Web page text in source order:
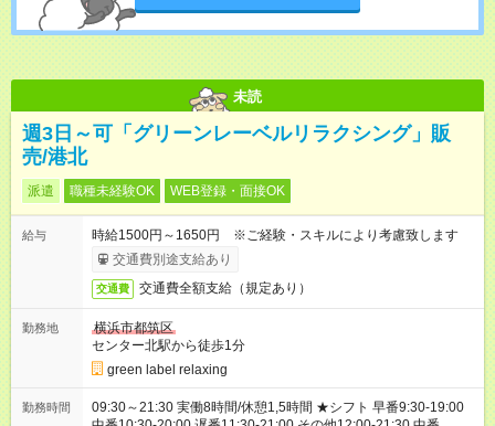
未読
週3日～可「グリーンレーベルリラクシング」販
売/港北
派遣 職種未経験OK WEB登録・面接OK
給与
時給1500円～1650円 ※ご経験・スキルにより考慮致します
交通費別途支給あり
交通費 交通費全額支給（規定あり）
勤務地
横浜市都筑区
センター北駅から徒歩1分
green label relaxing
勤務時間
09:30～21:30 実働8時間/休憩1,5時間 ★シフト 早番9:30-19:00